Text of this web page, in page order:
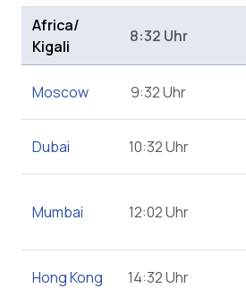
Africa/
Kigali
8:32 Uhr
Moscow 9:32 Uhr
Dubai 10:32 Uhr
Mumbai 12:02 Uhr
Hong Kong 14:32 Uhr